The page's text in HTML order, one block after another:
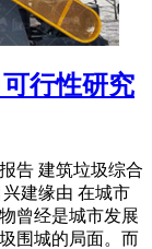
行性研究
告 建筑垃圾综合
建缘由 在城市
曾经是城市发展
围城的局面。而